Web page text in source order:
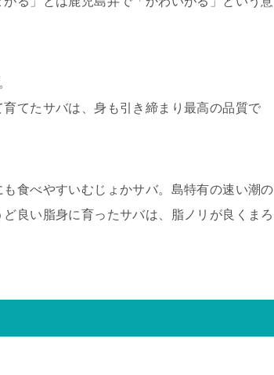
てたサバは、身も引き締まり最高の品質で
食べやすいむじょかサバ。島特有の速い潮の
良い脂身に育ったサバは、脂ノリが良くまろ